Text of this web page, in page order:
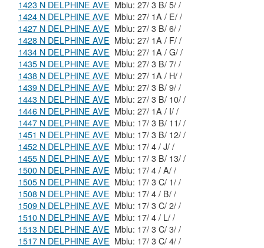
1423 N DELPHINE AVE
Mblu: 27/ 3 B/ 5/ /
1424 N DELPHINE AVE
Mblu: 27/ 1A / E/ /
1427 N DELPHINE AVE
Mblu: 27/ 3 B/ 6/ /
1428 N DELPHINE AVE
Mblu: 27/ 1A / F/ /
1434 N DELPHINE AVE
Mblu: 27/ 1A / G/ /
1435 N DELPHINE AVE
Mblu: 27/ 3 B/ 7/ /
1438 N DELPHINE AVE
Mblu: 27/ 1A / H/ /
1439 N DELPHINE AVE
Mblu: 27/ 3 B/ 9/ /
1443 N DELPHINE AVE
Mblu: 27/ 3 B/ 10/ /
1446 N DELPHINE AVE
Mblu: 27/ 1A / I/ /
1447 N DELPHINE AVE
Mblu: 17/ 3 B/ 11/ /
1451 N DELPHINE AVE
Mblu: 17/ 3 B/ 12/ /
1452 N DELPHINE AVE
Mblu: 17/ 4 / J/ /
1455 N DELPHINE AVE
Mblu: 17/ 3 B/ 13/ /
1500 N DELPHINE AVE
Mblu: 17/ 4 / A/ /
1505 N DELPHINE AVE
Mblu: 17/ 3 C/ 1/ /
1508 N DELPHINE AVE
Mblu: 17/ 4 / B/ /
1509 N DELPHINE AVE
Mblu: 17/ 3 C/ 2/ /
1510 N DELPHINE AVE
Mblu: 17/ 4 / L/ /
1513 N DELPHINE AVE
Mblu: 17/ 3 C/ 3/ /
1517 N DELPHINE AVE
Mblu: 17/ 3 C/ 4/ /